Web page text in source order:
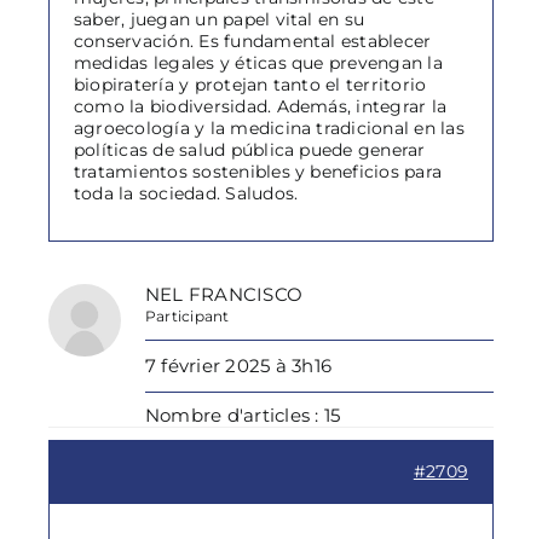
saber, juegan un papel vital en su
conservación. Es fundamental establecer
medidas legales y éticas que prevengan la
biopiratería y protejan tanto el territorio
como la biodiversidad. Además, integrar la
agroecología y la medicina tradicional en las
políticas de salud pública puede generar
tratamientos sostenibles y beneficios para
toda la sociedad. Saludos.
NEL FRANCISCO
Participant
7 février 2025 à 3h16
Nombre d'articles : 15
#2709